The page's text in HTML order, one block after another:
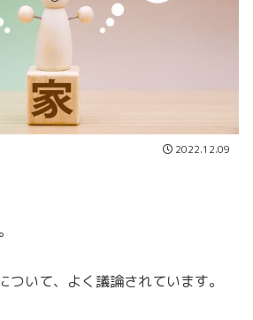
2022.12.09
ついて、よく議論されています。